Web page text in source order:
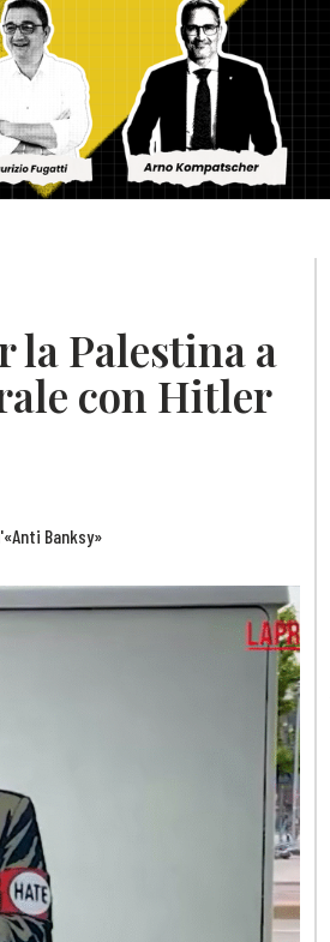
la Palestina a
con Hitler
Banksy»